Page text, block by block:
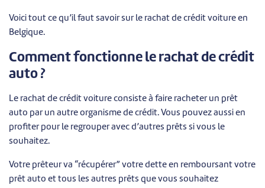
Voici tout ce qu’il faut savoir sur le rachat de crédit voiture en
Belgique.
Comment fonctionne le rachat de crédit
auto ?
Le rachat de crédit voiture consiste à faire racheter un prêt
auto par un autre organisme de crédit. Vous pouvez aussi en
profiter pour le regrouper avec d’autres prêts si vous le
souhaitez.
Votre prêteur va “récupérer” votre dette en remboursant votre
prêt auto et tous les autres prêts que vous souhaitez